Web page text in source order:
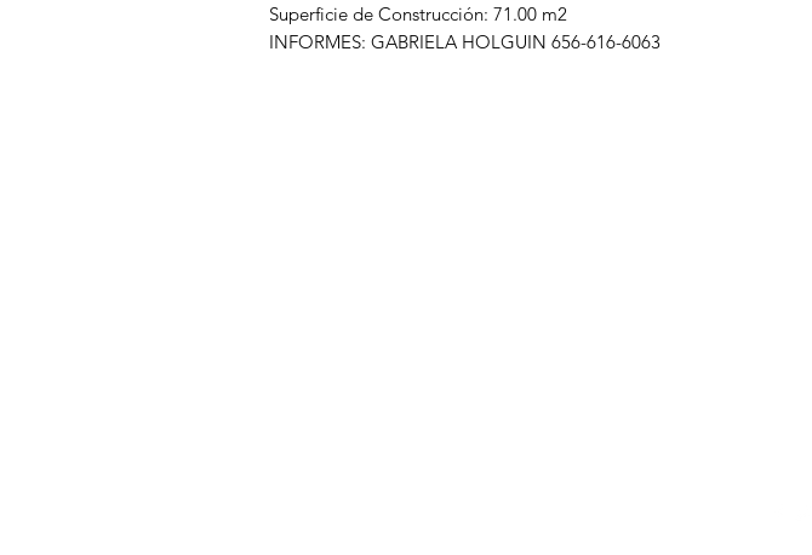
Superficie de Construcción: 71.00 m2
INFORMES: GABRIELA HOLGUIN 656-616-6063